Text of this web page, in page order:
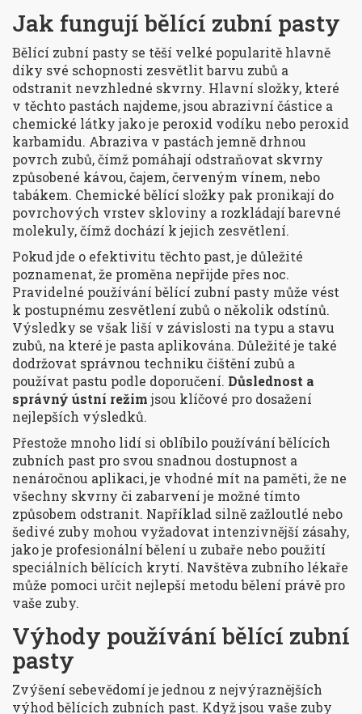
Jak fungují bělící zubní pasty
Bělící zubní pasty se těší velké popularitě hlavně
díky své schopnosti zesvětlit barvu zubů a
odstranit nevzhledné skvrny. Hlavní složky, které
v těchto pastách najdeme, jsou abrazivní částice a
chemické látky jako je peroxid vodíku nebo peroxid
karbamidu. Abraziva v pastách jemně drhnou
povrch zubů, čímž pomáhají odstraňovat skvrny
způsobené kávou, čajem, červeným vínem, nebo
tabákem. Chemické bělící složky pak pronikají do
povrchových vrstev skloviny a rozkládají barevné
molekuly, čímž dochází k jejich zesvětlení.
Pokud jde o efektivitu těchto past, je důležité
poznamenat, že proměna nepřijde přes noc.
Pravidelné používání bělící zubní pasty může vést
k postupnému zesvětlení zubů o několik odstínů.
Výsledky se však liší v závislosti na typu a stavu
zubů, na které je pasta aplikována. Důležité je také
dodržovat správnou techniku čištění zubů a
používat pastu podle doporučení. Důslednost a
správný ústní režimjsou klíčové pro dosažení
nejlepších výsledků.
Přestože mnoho lidí si oblíbilo používání bělících
zubních past pro svou snadnou dostupnost a
nenáročnou aplikaci, je vhodné mít na paměti, že ne
všechny skvrny či zabarvení je možné tímto
způsobem odstranit. Například silně zažloutlé nebo
šedivé zuby mohou vyžadovat intenzivnější zásahy,
jako je profesionální bělení u zubaře nebo použití
speciálních bělících krytí. Navštěva zubního lékaře
může pomoci určit nejlepší metodu bělení právě pro
vaše zuby.
Výhody používání bělící zubní
pasty
Zvýšení sebevědomí je jednou z nejvýraznějších
výhod bělících zubních past. Když jsou vaše zuby